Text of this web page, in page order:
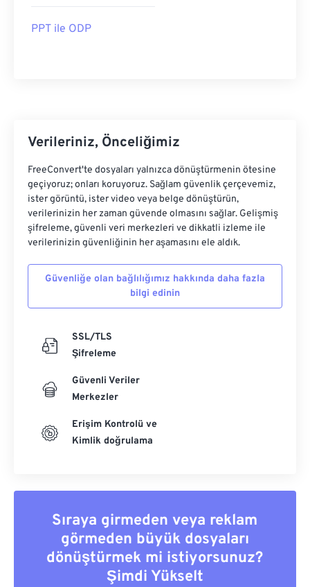
PPT ile ODP
Verileriniz, Önceliğimiz
FreeConvert'te dosyaları yalnızca dönüştürmenin ötesine
geçiyoruz; onları koruyoruz. Sağlam güvenlik çerçevemiz,
ister görüntü, ister video veya belge dönüştürün,
verilerinizin her zaman güvende olmasını sağlar. Gelişmiş
şifreleme, güvenli veri merkezleri ve dikkatli izleme ile
verilerinizin güvenliğinin her aşamasını ele aldık.
Güvenliğe olan bağlılığımız hakkında daha fazla
bilgi edinin
SSL/TLS
Şifreleme
Güvenli Veriler
Merkezler
Erişim Kontrolü ve
Kimlik doğrulama
Sıraya girmeden veya reklam
görmeden büyük dosyaları
dönüştürmek mi istiyorsunuz?
Şimdi Yükselt